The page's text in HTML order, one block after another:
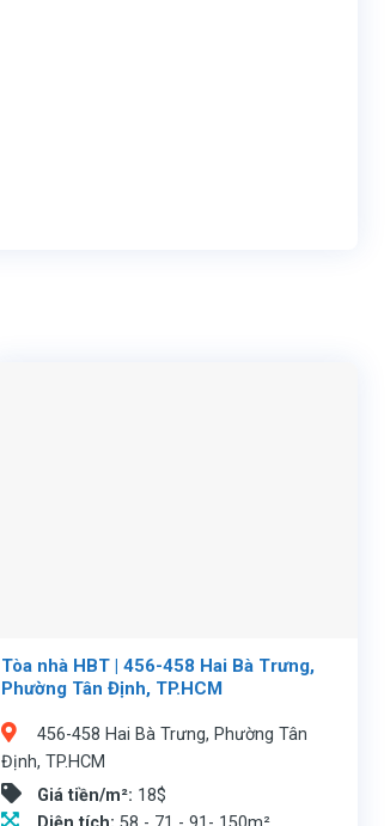
Tòa nhà HBT | 456-458 Hai Bà Trưng,
Phường Tân Định, TP.HCM
456-458 Hai Bà Trưng, Phường Tân
Định, TP.HCM
Giá tiền/m²: 18$